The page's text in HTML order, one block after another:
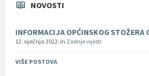
NOVOSTI
INFORMACIJA OPĆINSKOG STOŽERA
12. siječnja 2022. in Zadnje vijesti
VIŠE POSTOVA